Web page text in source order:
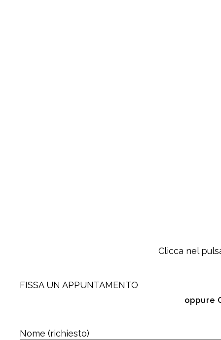
Clicca nel
FISSA UN APPUNTAMENTO
oppure
Nome (richiesto)